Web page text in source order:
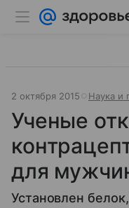
2 октября 2015 Наука и
Ученые
для
Установлен